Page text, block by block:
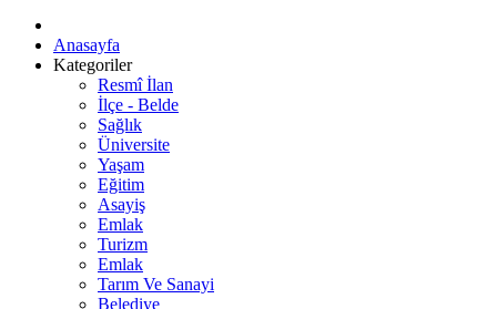
Anasayfa
Kategoriler
Resmî İlan
İlçe - Belde
Sağlık
Üniversite
Yaşam
Eğitim
Asayiş
Emlak
Turizm
Emlak
Tarım Ve Sanayi
Belediye